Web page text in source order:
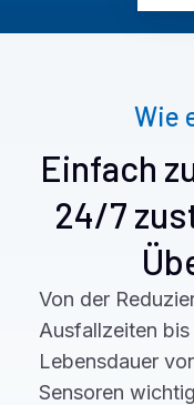
Wie
Einfach
24/7
Von der
Ausfallzeiten
Lebensdauer
Sensoren